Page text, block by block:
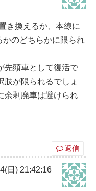
き換えるか、本線に
のどちらかに限られ
先頭車として復活で
肢が限られるでしょ
余剰廃車は避けられ
返信
日) 21:42:16